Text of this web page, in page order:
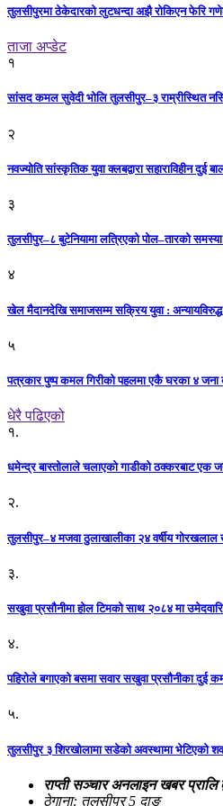
तुलसीपुरमा ठेकेदारको लुटधन्दा अझै रोकिएन फेरि
ताजा अप्डेट
१
सांसद कमल सुवेदी भोलि तुलसीपुर–३ राम्रीस्थित
२
नवज्योति सांस्कृतिक युवा क्लबद्वारा सहाराविहीन
३
तुलसीपुर–८ बुटेनियामा लत्रिएको पोल–तारको समस्या
४
खेल मैदानदेखि समाजसम्म सक्रिय युवा :
५
पत्रकार पुष्प कमल गिरीको पहलमा एकै घरका ४ जना
धेरै पढिएको
१.
धमेन्द्र बास्तोलाले चलाएको गाडीको ठक्करबाट एक
२.
तुलसीपुर–४ मजवा ठुलाखालीका २४ वर्षीय गोरखलाल
३.
सखुवा प्रसौनीमा होल टिमको साथ २०८४ मा
४.
पहिराेले बगाएकाे बसमा सवार सखुवा प्रसाैनीका दुई
५.
तुलसीपुर ३ शिरखोलामा सडेको अवस्थामा भेटिएको
राप्ती सञ्चार अनलाइन खबर प्रालि
ठेगाना: तुलसीपुर 5 दाङ